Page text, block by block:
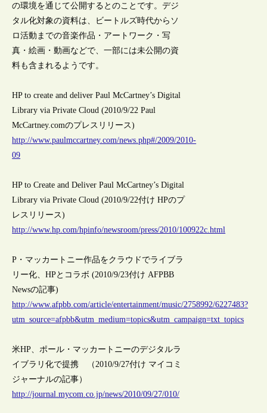
の環境を通じて公開するとのことです。デジ
タル化対象の資料は、ビートルズ時代からソ
ロ活動までの音楽作品・アートワーク・写
真・絵画・動画などで、一部には未公開の資
料も含まれるようです。
HP to create and deliver Paul McCartney’s Digital
Library via Private Cloud (2010/9/22 Paul
McCartney.comのプレスリリース)
http://www.paulmccartney.com/news.php#/2009/2010-
09
HP to Create and Deliver Paul McCartney’s Digital
Library via Private Cloud (2010/9/22付け HPのプ
レスリリース)
http://www.hp.com/hpinfo/newsroom/press/2010/100922c.html
P・マッカートニー作品をクラウドでライブラ
リー化、HPとコラボ (2010/9/23付け AFPBB
Newsの記事)
http://www.afpbb.com/article/entertainment/music/2758992/6227483?
utm_source=afpbb&utm_medium=topics&utm_campaign=txt_topics
米HP、ポール・マッカートニーのデジタルラ
イブラリ化で提携 （2010/9/27付け マイコミ
ジャーナルの記事）
http://journal.mycom.co.jp/news/2010/09/27/010/